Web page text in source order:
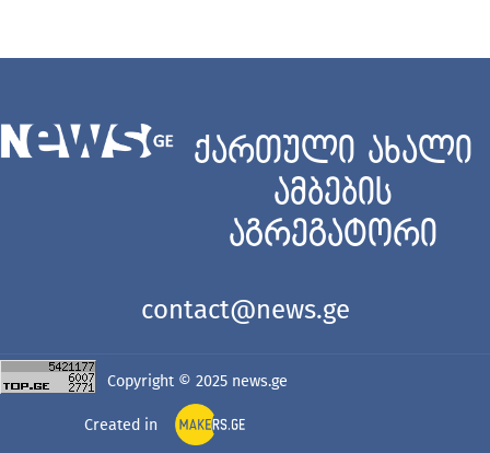
ქართული ახალი
ამბების
აგრეგატორი
contact@news.ge
Copyright © 2025 news.ge
Created in